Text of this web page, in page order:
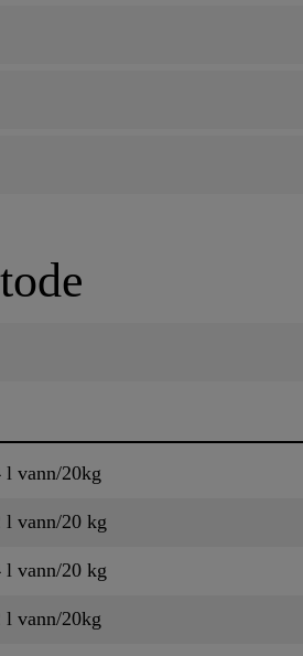
l vann/20kg
l vann/20 kg
l vann/20 kg
l vann/20kg